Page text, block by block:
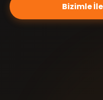
Bizimle